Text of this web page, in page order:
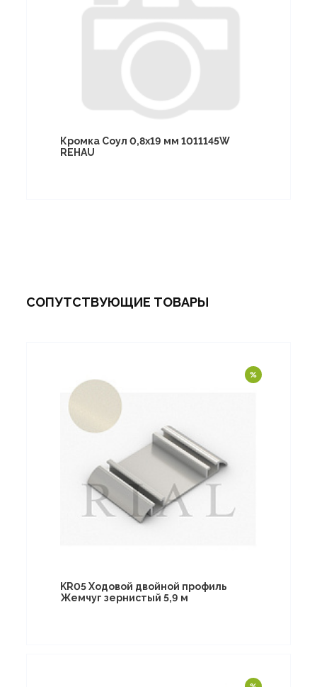
Кромка Соул 0,8х19 мм 1011145W
REHAU
СОПУТСТВУЮЩИЕ ТОВАРЫ
KR05 Ходовой двойной профиль
Жемчуг зернистый 5,9 м